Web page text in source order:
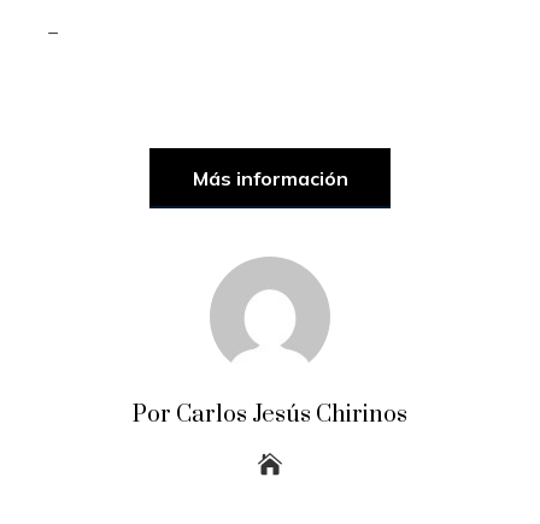
Más información
Por Carlos Jesús Chirinos